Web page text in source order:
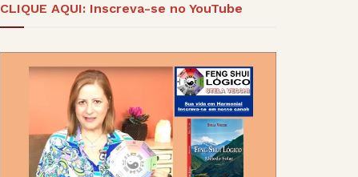
CLIQUE AQUI: Inscreva-se no YouTube